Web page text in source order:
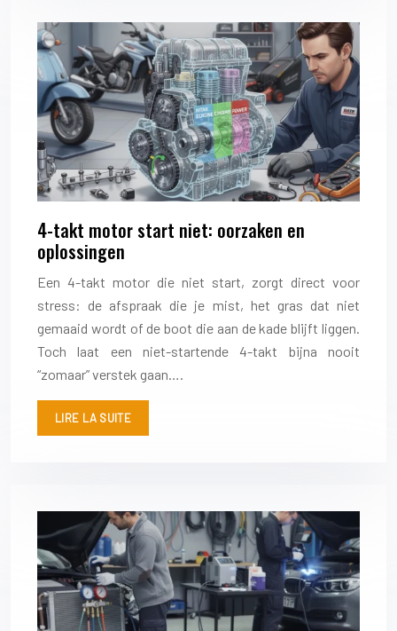
4-takt motor start niet: oorzaken en
oplossingen
Een 4-takt motor die niet start, zorgt direct voor
stress: de afspraak die je mist, het gras dat niet
gemaaid wordt of de boot die aan de kade blijft liggen.
Toch laat een niet-startende 4-takt bijna nooit
“zomaar” verstek gaan….
LIRE LA SUITE